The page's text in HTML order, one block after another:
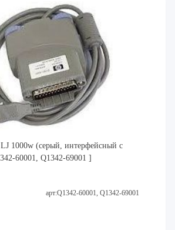
1000w (серый, интерфейсный с
60001, Q1342-69001 ]
арт:Q1342-60001, Q1342-69001